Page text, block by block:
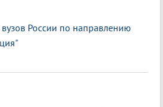
России по направлению